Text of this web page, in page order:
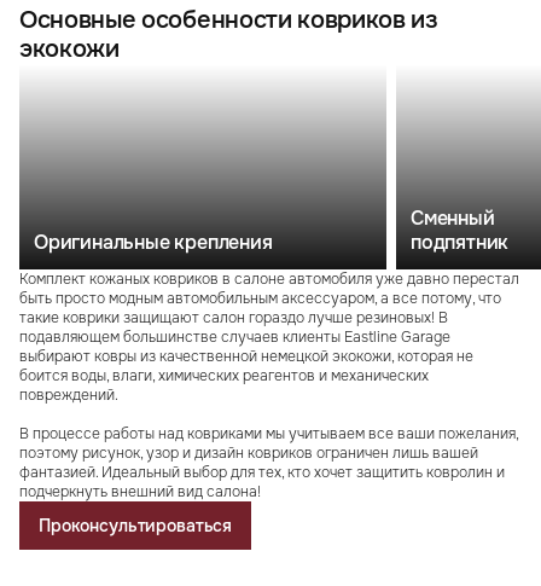
Основные особенности ковриков из
экокожи
Оригинальные крепления
Сменный
подпятник
Комплект кожаных ковриков в салоне автомобиля уже давно перестал
быть просто модным автомобильным аксессуаром, а все потому, что
такие коврики защищают салон гораздо лучше резиновых! В
подавляющем большинстве случаев клиенты Eastline Garage
выбирают ковры из качественной немецкой экокожи, которая не
боится воды, влаги, химических реагентов и механических
повреждений.
В процессе работы над ковриками мы учитываем все ваши пожелания,
поэтому рисунок, узор и дизайн ковриков ограничен лишь вашей
фантазией. Идеальный выбор для тех, кто хочет защитить ковролин и
подчеркнуть внешний вид салона!
Проконсультироваться